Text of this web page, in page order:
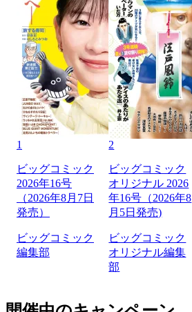
1
ビッグコミック
2026年16号
（2026年8月7日
発売）
ビッグコミック
編集部
2
ビッグコミック
オリジナル 2026
年16号（2026年8
月5日発売)
ビッグコミック
オリジナル編集
部